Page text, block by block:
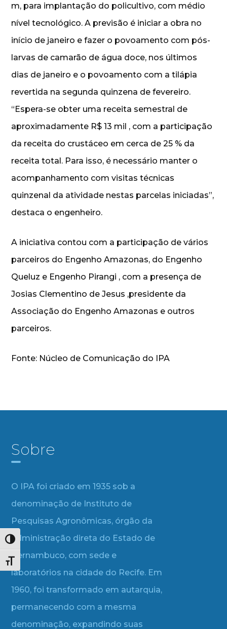
Alternar alto contraste
Alternar tamanho da fonte
m, para implantação do policultivo, com médio
nível tecnológico. A previsão é iniciar a obra no
início de janeiro e fazer o povoamento com pós-
larvas de camarão de água doce, nos últimos
dias de janeiro e o povoamento com a tilápia
revertida na segunda quinzena de fevereiro.
“Espera-se obter uma receita semestral de
aproximadamente R$ 13 mil , com a participação
da receita do crustáceo em cerca de 25 % da
receita total. Para isso, é necessário manter o
acompanhamento com visitas técnicas
quinzenal da atividade nestas parcelas iniciadas”,
destaca o engenheiro.
A iniciativa contou com a participação de vários
parceiros do Engenho Amazonas, do Engenho
Queluz e Engenho Pirangi , com a presença de
Josias Clementino de Jesus ,presidente da
Associação do Engenho Amazonas e outros
parceiros.
Fonte: Núcleo de Comunicação do IPA
Sobre
O IPA foi criado em 1935 sob a
denominação de Instituto de
Pesquisas Agronômicas, órgão da
administração direta do Estado de
Pernambuco, com sede e
laboratórios na cidade do Recife. Em
1960, foi transformado em autarquia,
permanecendo com a mesma
denominação, expandindo suas